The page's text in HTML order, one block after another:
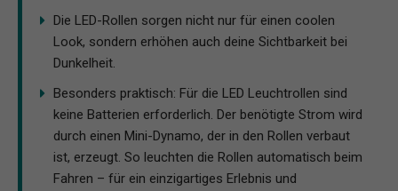
Die LED-Rollen sorgen nicht nur für einen coolen
Look, sondern erhöhen auch deine Sichtbarkeit bei
Dunkelheit.
Besonders praktisch: Für die LED Leuchtrollen sind
keine Batterien erforderlich. Der benötigte Strom wird
durch einen Mini-Dynamo, der in den Rollen verbaut
ist, erzeugt. So leuchten die Rollen automatisch beim
Fahren – für ein einzigartiges Erlebnis und